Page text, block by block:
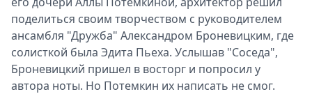
поделиться своим творчеством с руководителем
ансамбля "Дружба" Александром Броневицким, где
солисткой была Эдита Пьеха. Услышав "Соседа",
Броневицкий пришел в восторг и попросил у
автора ноты. Но Потемкин их написать не смог.